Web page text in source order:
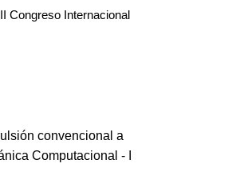
Congreso Internacional
convencional a
Computacional - I